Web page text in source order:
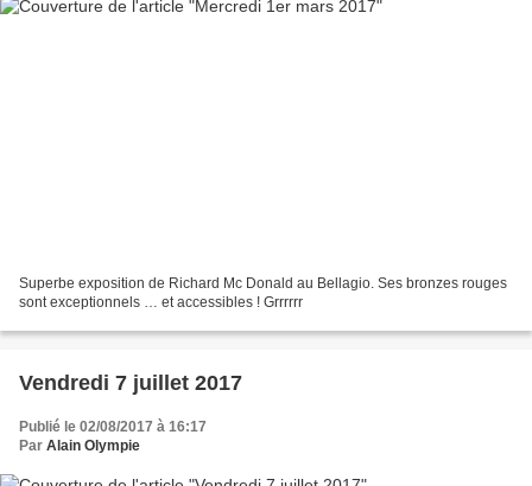
Superbe exposition de Richard Mc Donald au Bellagio. Ses bronzes rouges
sont exceptionnels … et accessibles ! Grrrrrr
Vendredi 7 juillet 2017
Publié le 02/08/2017 à 16:17
Par Alain Olympie